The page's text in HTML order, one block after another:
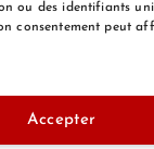
ou des identifiants
consentement peut
Accepter